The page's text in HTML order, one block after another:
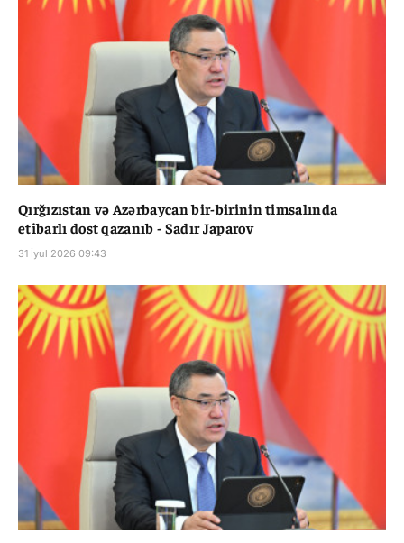
Qırğızıstan və Azərbaycan bir-birinin timsalında
etibarlı dost qazanıb - Sadır Japarov
31 İyul 2026 09:43